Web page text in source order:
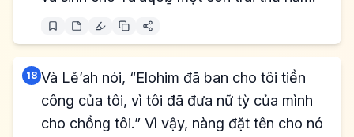
18 Và Lĕ’ah nói, “Elohim đã ban cho tôi tiền
công của tôi, vì tôi đã đưa nữ tỳ của mình
cho chồng tôi.” Vì vậy, nàng đặt tên cho nó